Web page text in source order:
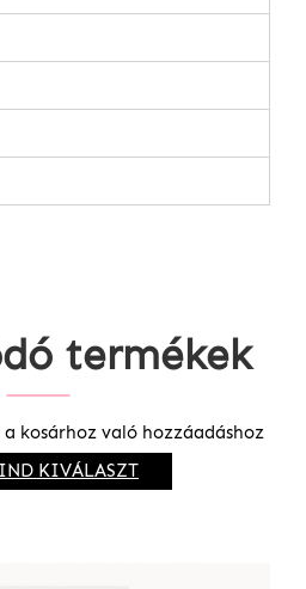
termékek
a kosárhoz való hozzáadáshoz
KIVÁLASZT